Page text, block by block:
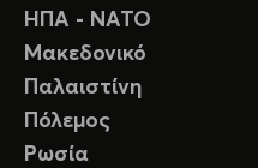
ΗΠΑ - ΝΑΤΟ
Μακεδονικό
Παλαιστίνη
Πόλεμος
Ρωσία